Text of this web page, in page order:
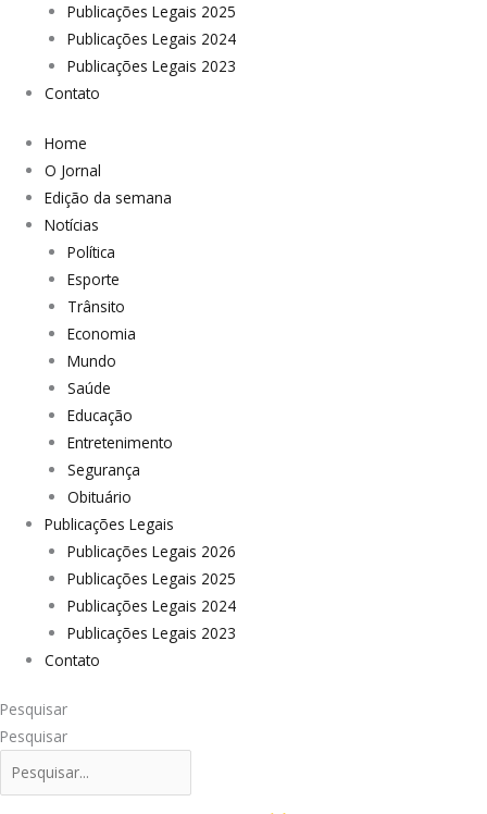
Publicações Legais 2025
Publicações Legais 2024
Publicações Legais 2023
Contato
Home
O Jornal
Edição da semana
Notícias
Política
Esporte
Trânsito
Economia
Mundo
Saúde
Educação
Entretenimento
Segurança
Obituário
Publicações Legais
Publicações Legais 2026
Publicações Legais 2025
Publicações Legais 2024
Publicações Legais 2023
Contato
Pesquisar
Pesquisar